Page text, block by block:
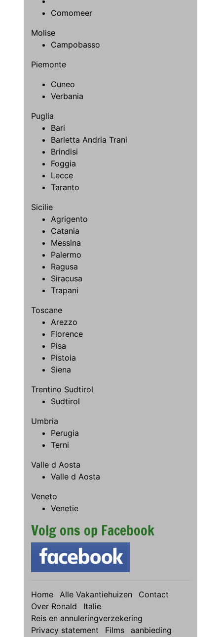
Comomeer
Molise
Campobasso
Piemonte
Cuneo
Verbania
Puglia
Bari
Barletta Andria Trani
Brindisi
Foggia
Lecce
Taranto
Sicilie
Agrigento
Catania
Messina
Palermo
Ragusa
Siracusa
Trapani
Toscane
Arezzo
Florence
Pisa
Pistoia
Siena
Trentino Sudtirol
Sudtirol
Umbria
Perugia
Terni
Valle d Aosta
Valle d Aosta
Veneto
Venetie
Volg ons op Facebook
Home Alle Vakantiehuizen
Contact
Over Ronald
Italie
Reis en annuleringverzekering
Privacy statement
Films aanbieding